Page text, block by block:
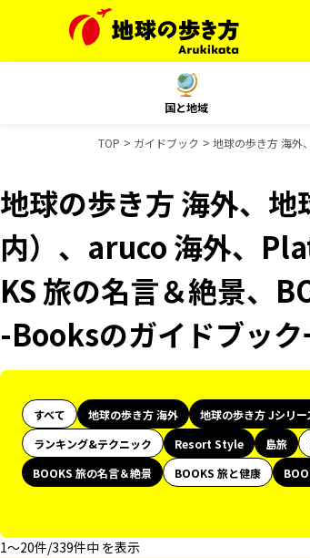
国と地域
TOP ガイドブック 地球の歩き方 海外
地球の歩き方 海外、
内）、aruco 海外、
KS 旅の名言＆絶景、
-Booksのガイドブック
すべて 地球の歩き方 海外 地球の歩き方 Jシリー
ランキング&テクニック
Resort Style 島旅
BOOKS 旅の名言＆絶景
BOOKS 旅と健康
1〜20件/339件中 を表示